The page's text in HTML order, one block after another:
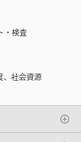
・検査
、社会資源